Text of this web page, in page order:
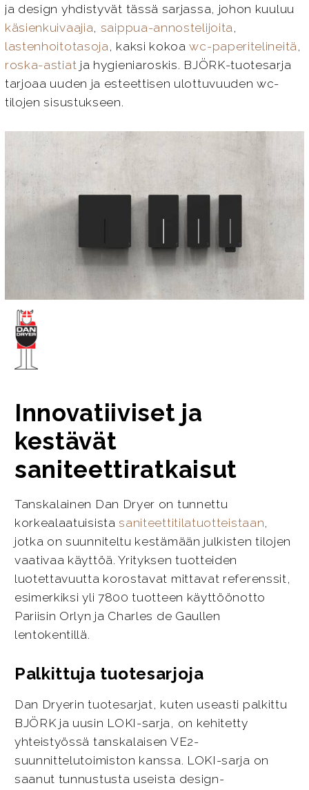
ja design yhdistyvät tässä sarjassa, johon kuuluu
käsienkuivaajia, saippua-annostelijoita,
lastenhoitotasoja, kaksi kokoawc-paperitelineitä,
roska-astiat ja hygieniaroskis. BJÖRK-tuotesarja
tarjoaa uuden ja esteettisen ulottuvuuden wc-
tilojen sisustukseen.
Innovatiiviset ja
kestävät
saniteettiratkaisut
Tanskalainen Dan Dryer on tunnettu
korkealaatuisistasaniteettitilatuotteistaan,
jotka on suunniteltu kestämään julkisten tilojen
vaativaa käyttöä. Yrityksen tuotteiden
luotettavuutta korostavat mittavat referenssit,
esimerkiksi yli 7800 tuotteen käyttöönotto
Pariisin Orlyn ja Charles de Gaullen
lentokentillä.
Palkittuja tuotesarjoja
Dan Dryerin tuotesarjat, kuten useasti palkittu
BJÖRK ja uusin LOKI-sarja, on kehitetty
yhteistyössä tanskalaisen VE2-
suunnittelutoimiston kanssa. LOKI-sarja on
saanut tunnustusta useista design-